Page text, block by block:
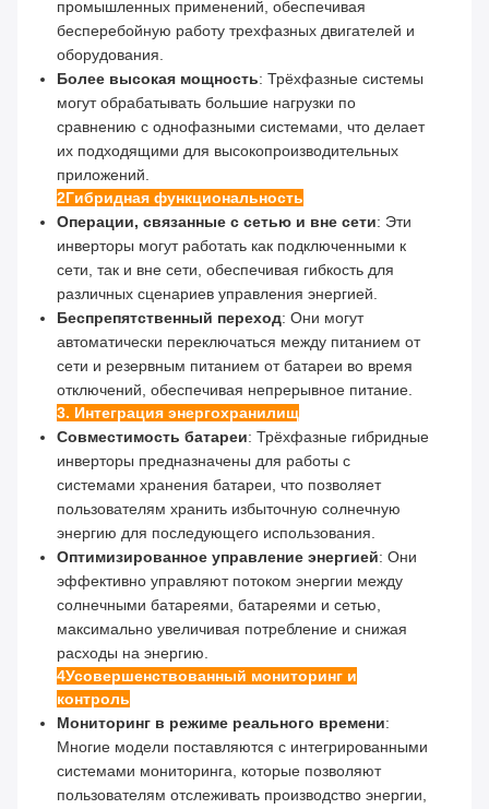
промышленных применений, обеспечивая
бесперебойную работу трехфазных двигателей и
оборудования.
Более высокая мощность: Трёхфазные системы
могут обрабатывать большие нагрузки по
сравнению с однофазными системами, что делает
их подходящими для высокопроизводительных
приложений.
2Гибридная функциональность
Операции, связанные с сетью и вне сети: Эти
инверторы могут работать как подключенными к
сети, так и вне сети, обеспечивая гибкость для
различных сценариев управления энергией.
Беспрепятственный переход: Они могут
автоматически переключаться между питанием от
сети и резервным питанием от батареи во время
отключений, обеспечивая непрерывное питание.
3. Интеграция энергохранилищ
Совместимость батареи: Трёхфазные гибридные
инверторы предназначены для работы с
системами хранения батареи, что позволяет
пользователям хранить избыточную солнечную
энергию для последующего использования.
Оптимизированное управление энергией: Они
эффективно управляют потоком энергии между
солнечными батареями, батареями и сетью,
максимально увеличивая потребление и снижая
расходы на энергию.
4Усовершенствованный мониторинг и
контроль
Мониторинг в режиме реального времени:
Многие модели поставляются с интегрированными
системами мониторинга, которые позволяют
пользователям отслеживать производство энергии,